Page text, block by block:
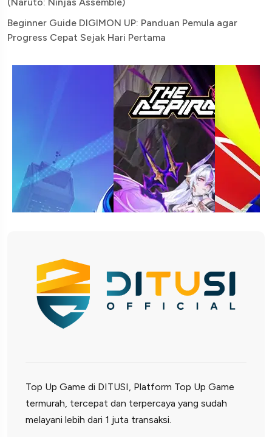
Beginner Guide DIGIMON UP: Panduan Pemula agar
Progress Cepat Sejak Hari Pertama
Top Up Game di DITUSI, Platform Top Up Game
termurah, tercepat dan terpercaya yang sudah
melayani lebih dari 1 juta transaksi.